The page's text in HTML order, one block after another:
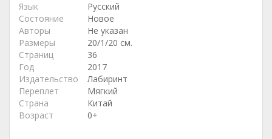
Язык
Русский
Состояние
Новое
Авторы
Не указан
Размеры
20/1/20 см.
Страниц
36
Год
2017
Издательство
Лабиринт
Переплет
Мягкий
Страна
Китай
Возраст
0+